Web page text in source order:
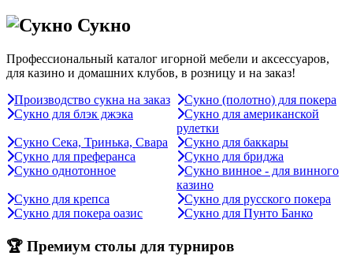
Сукно
Профессиональный каталог игорной мебели и аксессуаров,
для казино и домашних клубов, в розницу и на заказ!
Производство сукна на заказ
Сукно (полотно) для покера
Сукно для блэк джэка
Сукно для американской
рулетки
Сукно Сека, Тринька, Свара
Сукно для баккары
Сукно для преферанса
Сукно для бриджа
Сукно однотонное
Сукно винное - для винного
казино
Сукно для крепса
Сукно для русского покера
Сукно для покера оазис
Сукно для Пунто Банко
🏆 Премиум столы для турниров